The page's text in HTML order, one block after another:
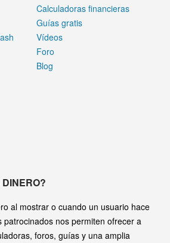
Calculadoras financieras
Guías gratis
Vídeos
Foro
Blog
al mostrar o cuando un usuario hace
patrocinados nos permiten ofrecer a
foros, guías y una amplia